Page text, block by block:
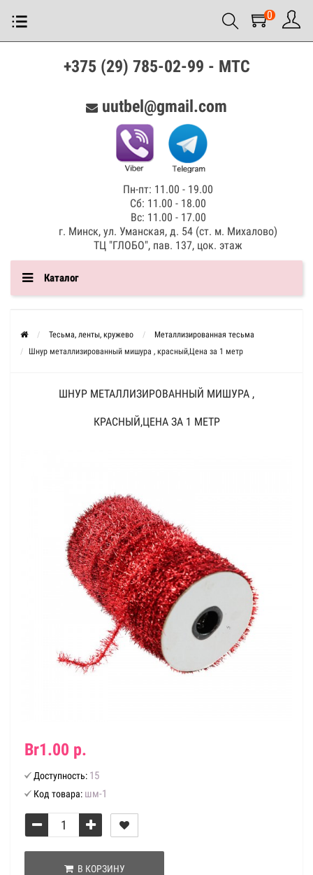
0
+375 (29) 785-02-99 - МТС
uutbel@gmail.com
Пн-пт: 11.00 - 19.00
Сб: 11.00 - 18.00
Вс: 11.00 - 17.00
г. Минск, ул. Уманская, д. 54 (ст. м. Михалово)
ТЦ "ГЛОБО", пав. 137, цок. этаж
Каталог
Тесьма, ленты, кружево
Металлизированная тесьма
Шнур металлизированный мишура , красный,Цена за 1 метр
ШНУР МЕТАЛЛИЗИРОВАННЫЙ МИШУРА ,
КРАСНЫЙ,ЦЕНА ЗА 1 МЕТР
Br1.00 р.
Доступность: 15
Код товара: шм-1
В КОРЗИНУ